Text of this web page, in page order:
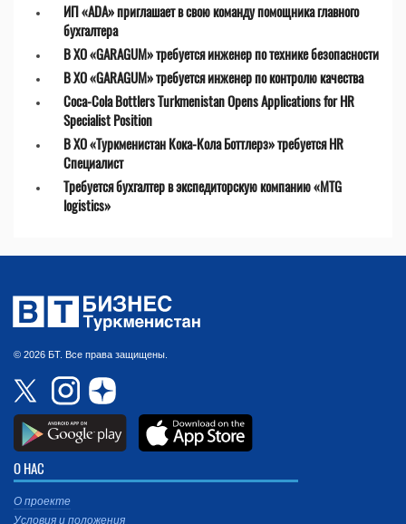
ИП «ADA» приглашает в свою команду помощника главного
бухгалтера
В ХО «GARAGUM» требуется инженер по технике безопасности
В ХО «GARAGUM» требуется инженер по контролю качества
Coca-Cola Bottlers Turkmenistan Opens Applications for HR
Specialist Position
В ХО «Туркменистан Кока-Кола Боттлерз» требуется HR
Специалист
Требуется бухгалтер в экспедиторскую компанию «MTG
logistics»
© 2026 БТ. Все права защищены.
О НАС
О проекте
Условия и положения